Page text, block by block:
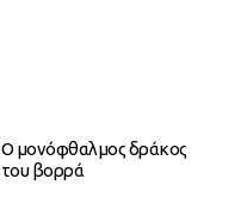
Ο μονόφθαλμος δράκος
του βορρά